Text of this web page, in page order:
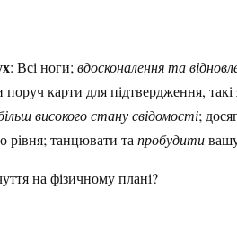
: Всі ноги; вдосконалення та
поруч карти для підтвердження,
високого стану свідомості;
рівня; танцювати та пробудити
на фізичному плані?